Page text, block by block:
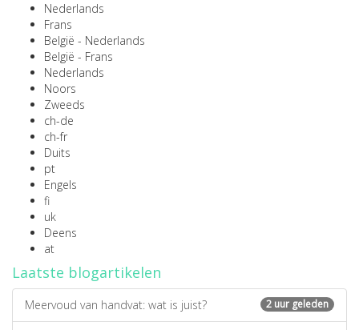
Nederlands
Frans
België - Nederlands
België - Frans
Nederlands
Noors
Zweeds
ch-de
ch-fr
Duits
pt
Engels
fi
uk
Deens
at
Laatste blogartikelen
2 uur geleden
Meervoud van handvat: wat is juist?